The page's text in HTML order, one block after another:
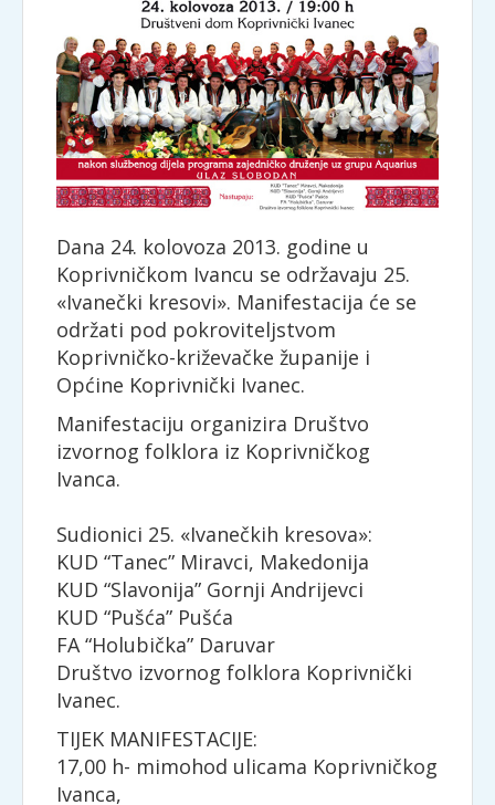
Dana 24. kolovoza 2013. godine u
Koprivničkom Ivancu se održavaju 25.
«Ivanečki kresovi». Manifestacija će se
održati pod pokroviteljstvom
Koprivničko-križevačke županije i
Općine Koprivnički Ivanec.
Manifestaciju organizira Društvo
izvornog folklora iz Koprivničkog
Ivanca.
Sudionici 25. «Ivanečkih kresova»:
KUD “Tanec” Miravci, Makedonija
KUD “Slavonija” Gornji Andrijevci
KUD “Pušća” Pušća
FA “Holubička” Daruvar
Društvo izvornog folklora Koprivnički
Ivanec.
TIJEK MANIFESTACIJE:
17,00 h- mimohod ulicama Koprivničkog
Ivanca,